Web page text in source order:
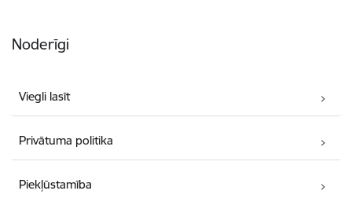
Noderīgi
Viegli lasīt
Privātuma politika
Piekļūstamība